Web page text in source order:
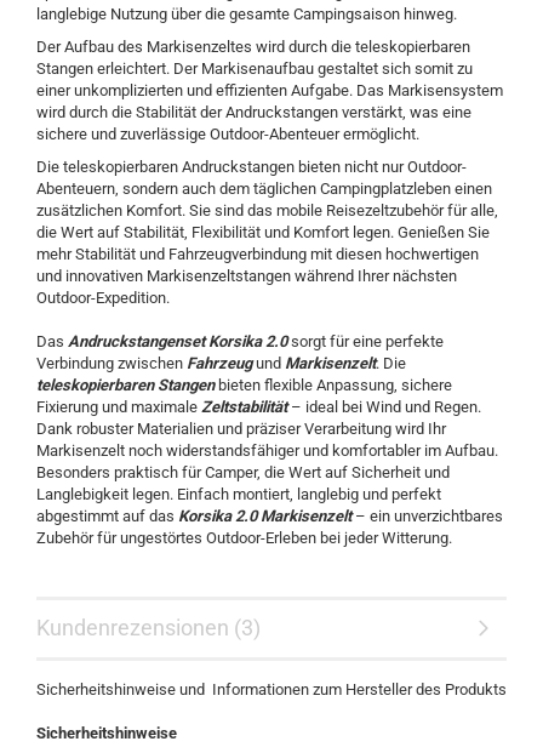
langlebige Nutzung über die gesamte Campingsaison hinweg.
Der Aufbau des Markisenzeltes wird durch die teleskopierbaren
Stangen erleichtert. Der Markisenaufbau gestaltet sich somit zu
einer unkomplizierten und effizienten Aufgabe. Das Markisensystem
wird durch die Stabilität der Andruckstangen verstärkt, was eine
sichere und zuverlässige Outdoor-Abenteuer ermöglicht.
Die teleskopierbaren Andruckstangen bieten nicht nur Outdoor-
Abenteuern, sondern auch dem täglichen Campingplatzleben einen
zusätzlichen Komfort. Sie sind das mobile Reisezeltzubehör für alle,
die Wert auf Stabilität, Flexibilität und Komfort legen. Genießen Sie
mehr Stabilität und Fahrzeugverbindung mit diesen hochwertigen
und innovativen Markisenzeltstangen während Ihrer nächsten
Outdoor-Expedition.
Das Andruckstangenset Korsika 2.0sorgt für eine perfekte
Verbindung zwischen Fahrzeugund Markisenzelt. Die
teleskopierbaren Stangenbieten flexible Anpassung, sichere
Fixierung und maximale Zeltstabilität– ideal bei Wind und Regen.
Dank robuster Materialien und präziser Verarbeitung wird Ihr
Markisenzelt noch widerstandsfähiger und komfortabler im Aufbau.
Besonders praktisch für Camper, die Wert auf Sicherheit und
Langlebigkeit legen. Einfach montiert, langlebig und perfekt
abgestimmt auf das Korsika 2.0 Markisenzelt– ein unverzichtbares
Zubehör für ungestörtes Outdoor-Erleben bei jeder Witterung.
Kundenrezensionen (3)
Sicherheitshinweise und Informationen zum Hersteller des Produkts
Sicherheitshinweise